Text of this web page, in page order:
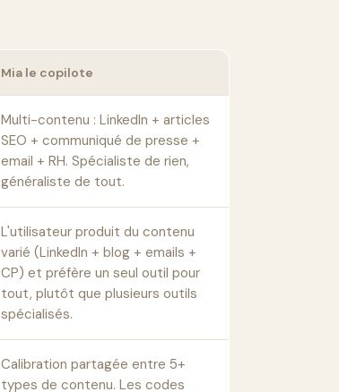
Mia le copilote
Multi-contenu : LinkedIn + articles
SEO + communiqué de presse +
email + RH. Spécialiste de rien,
généraliste de tout.
L'utilisateur produit du contenu
varié (LinkedIn + blog + emails +
CP) et préfère un seul outil pour
tout, plutôt que plusieurs outils
spécialisés.
Calibration partagée entre 5+
types de contenu. Les codes